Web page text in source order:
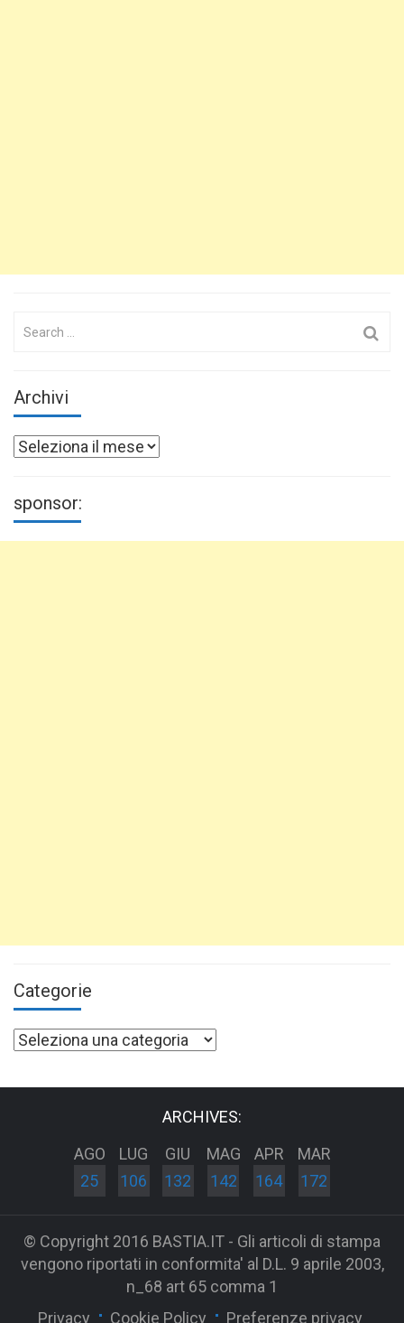
Archivi
Archivi
sponsor:
Categorie
Categorie
ARCHIVES:
AGO
25
LUG
106
GIU
132
MAG
142
APR
164
MAR
172
© Copyright 2016 BASTIA.IT - Gli articoli di stampa
vengono riportati in conformita' al D.L. 9 aprile 2003,
n_68 art 65 comma 1
Privacy
Cookie Policy Preferenze privacy